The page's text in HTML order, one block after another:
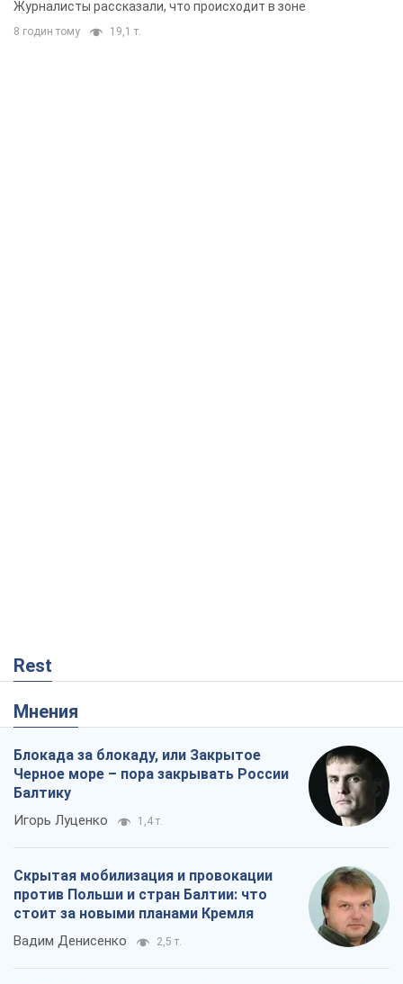
Журналисты рассказали, что происходит в зоне
8 годин тому 19,1 т.
Rest
Мнения
Блокада за блокаду, или Закрытое
Черное море – пора закрывать России
Балтику
Игорь Луценко 1,4 т.
Скрытая мобилизация и провокации
против Польши и стран Балтии: что
стоит за новыми планами Кремля
Вадим Денисенко 2,5 т.